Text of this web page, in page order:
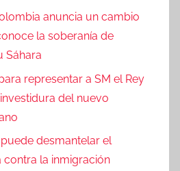
anuncia un cambio
la soberanía de
Sáhara
representar a SM el Rey
del nuevo
desmantelar el
la inmigración